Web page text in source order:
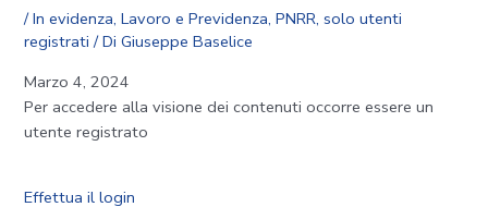
/In evidenza,Lavoro e Previdenza,PNRR,solo utenti
registrati / DiGiuseppe Baselice
Marzo 4, 2024
Per accedere alla visione dei contenuti occorre essere un
utente registrato
Effettua il login